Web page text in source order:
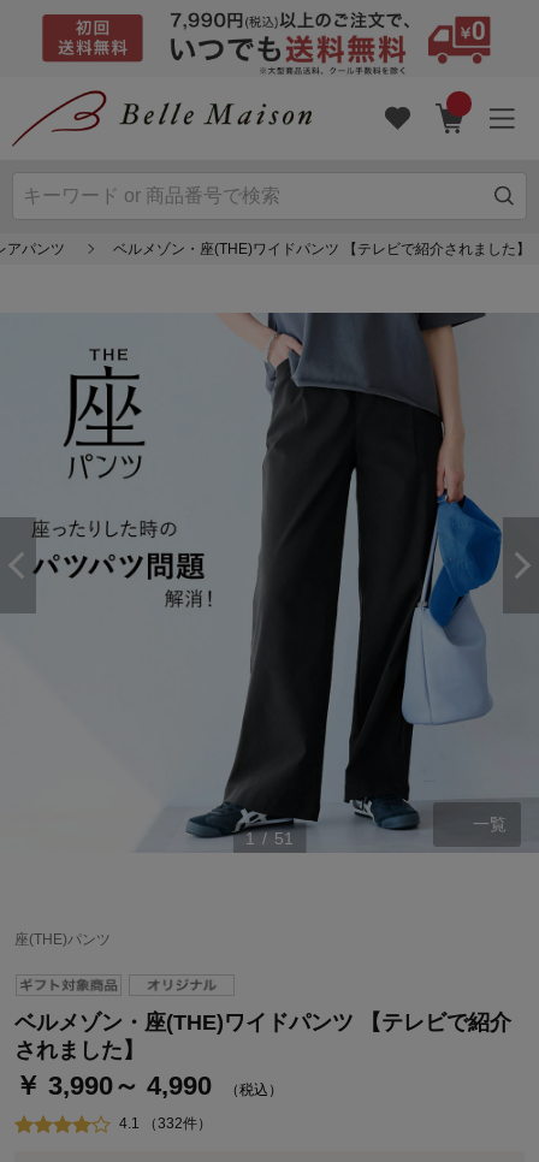
アパンツ ベルメゾン・座(THE)ワイドパンツ 【テレビで紹介されました】
1 / 51
一覧
座(THE)パンツ
ベルメゾン・座(THE)ワイドパンツ 【テレビで紹介
されました】
￥ 3,990～ 4,990 （税込）
4.1 （332件）